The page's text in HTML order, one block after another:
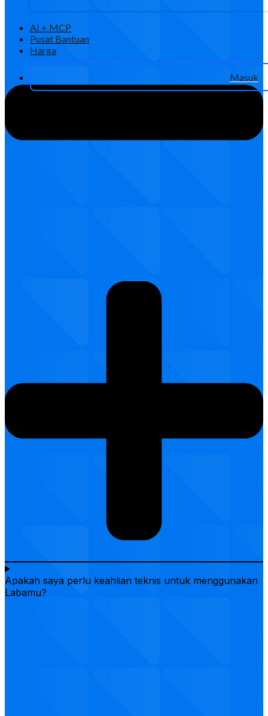
AI + MCP
Pusat Bantuan
Harga
Masuk
Apakah saya perlu keahlian teknis untuk menggunakan
Labamu?